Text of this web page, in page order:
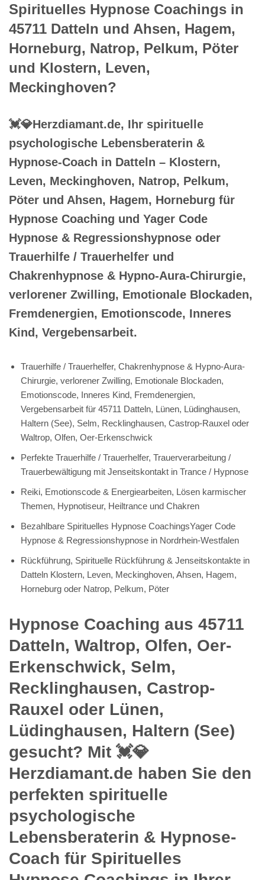
Spirituelles Hypnose Coachings in
45711 Datteln und Ahsen, Hagem,
Horneburg, Natrop, Pelkum, Pöter
und Klostern, Leven,
Meckinghoven?
💓️💎Herzdiamant.de, Ihr spirituelle
psychologische Lebensberaterin &
Hypnose-Coach in Datteln – Klostern,
Leven, Meckinghoven, Natrop, Pelkum,
Pöter und Ahsen, Hagem, Horneburg für
Hypnose Coaching und Yager Code
Hypnose & Regressionshypnose oder
Trauerhilfe / Trauerhelfer und
Chakrenhypnose & Hypno-Aura-Chirurgie,
verlorener Zwilling, Emotionale Blockaden,
Fremdenergien, Emotionscode, Inneres
Kind, Vergebensarbeit.
Trauerhilfe / Trauerhelfer, Chakrenhypnose & Hypno-Aura-
Chirurgie, verlorener Zwilling, Emotionale Blockaden,
Emotionscode, Inneres Kind, Fremdenergien,
Vergebensarbeit für 45711 Datteln, Lünen, Lüdinghausen,
Haltern (See), Selm, Recklinghausen, Castrop-Rauxel oder
Waltrop, Olfen, Oer-Erkenschwick
Perfekte Trauerhilfe / Trauerhelfer, Trauerverarbeitung /
Trauerbewältigung mit Jenseitskontakt in Trance / Hypnose
Reiki, Emotionscode & Energiearbeiten, Lösen karmischer
Themen, Hypnotiseur, Heiltrance und Chakren
Bezahlbare Spirituelles Hypnose CoachingsYager Code
Hypnose & Regressionshypnose in Nordrhein-Westfalen
Rückführung, Spirituelle Rückführung & Jenseitskontakte in
Datteln Klostern, Leven, Meckinghoven, Ahsen, Hagem,
Horneburg oder Natrop, Pelkum, Pöter
Hypnose Coaching aus 45711
Datteln, Waltrop, Olfen, Oer-
Erkenschwick, Selm,
Recklinghausen, Castrop-
Rauxel oder Lünen,
Lüdinghausen, Haltern (See)
gesucht? Mit 💓️💎
Herzdiamant.de haben Sie den
perfekten spirituelle
psychologische
Lebensberaterin & Hypnose-
Coach für Spirituelles